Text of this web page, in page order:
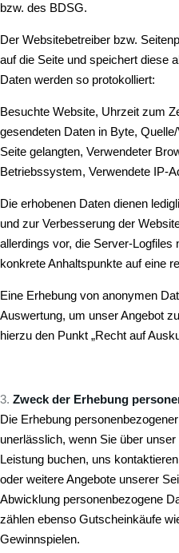
bzw. des BDSG.
Der Websitebetreiber bzw.
auf die Seite und speichert diese
Daten werden so protokolliert:
Besuchte Website, Uhrzeit zum
gesendeten Daten in Byte,
Seite gelangten, Verwendeter
Betriebssystem, Verwendete IP-
Die erhobenen Daten dienen
und zur Verbesserung der
allerdings vor, die Server-
konkrete Anhaltspunkte auf eine
Eine Erhebung von anonymen
Auswertung, um unser Angebot
hierzu den Punkt „Recht auf
Zweck der Erhebung
Die Erhebung
unerlässlich, wenn Sie über
Leistung buchen, uns
oder weitere Angebote unserer
Abwicklung personenbezogene
zählen ebenso Gutscheinkäufe
Gewinnspielen.